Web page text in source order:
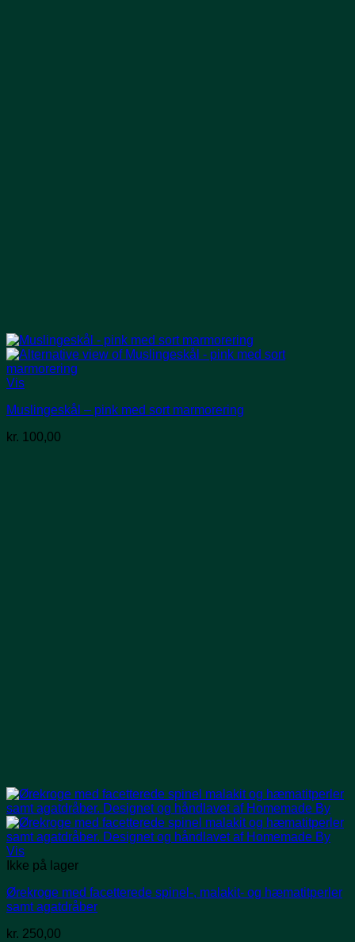
Vis
Muslingeskål – pink med sort marmorering
kr. 100,00
Vis
Ikke på lager
Ørekroge med facetterede spinel-, malakit- og hæmatitperler
samt agatdråber
kr. 250,00